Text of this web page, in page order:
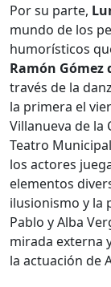
Por su parte,
mundo de los
humorísticos
Ramón Gómez
través de la
la primera el
Villanueva de la
Teatro Municipal
los actores
elementos
ilusionismo y la
Pablo y Alba
mirada externa
la actuación de